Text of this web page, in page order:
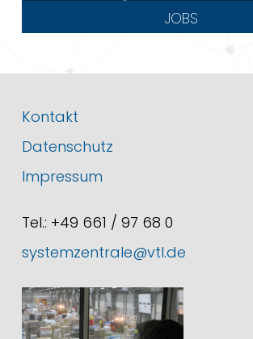
JOBS
Kontakt
Datenschutz
Impressum
Tel.: +49 661 / 97 68 0
systemzentrale@vtl.de